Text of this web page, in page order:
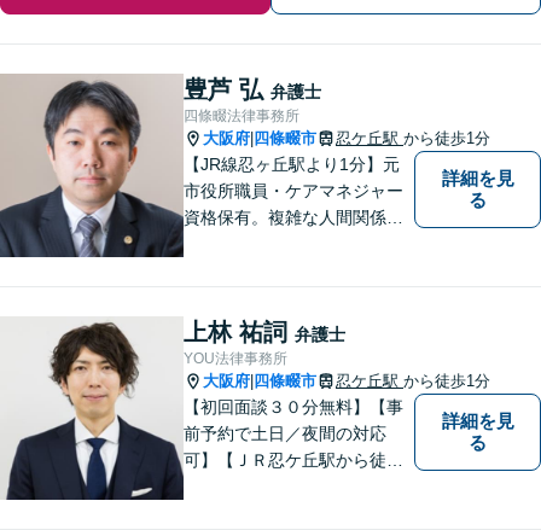
豊芦 弘 弁護士
四條畷法律事務所
大阪府 四條畷市 忍ケ丘駅 から徒歩1分
【JR線忍ヶ丘駅より1分】元
市役所職員・ケアマネジャー
資格保有。複雑な人間関係が
詳細を見
る
上林 祐詞 弁護士
YOU法律事務所
大阪府 四條畷市 忍ケ丘駅 から徒歩1分
【初回面談３０分無料】【事
前予約で土日／夜間の対応
可】【ＪＲ忍ケ丘駅から徒歩
詳細を見
る